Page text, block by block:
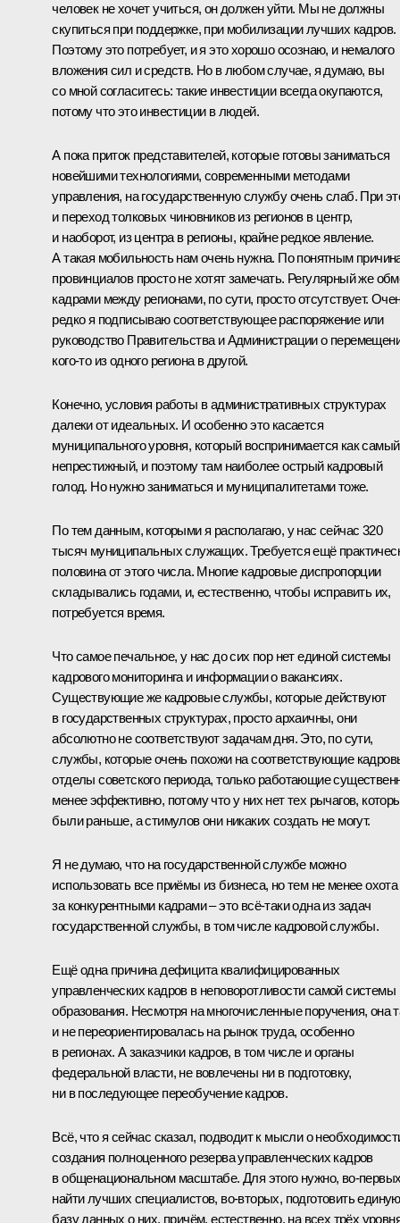
человек не хочет учиться, он должен уйти. Мы не должны
скупиться при поддержке, при мобилизации лучших кадров.
Поэтому это потребует, и я это хорошо осознаю, и немалого
вложения сил и средств. Но в любом случае, я думаю, вы
со мной согласитесь: такие инвестиции всегда окупаются,
потому что это инвестиции в людей.
А пока приток представителей, которые готовы заниматься
новейшими технологиями, современными методами
управления, на государственную службу очень слаб. При
и переход толковых чиновников из регионов в центр,
и наоборот, из центра в регионы, крайне редкое явление.
А такая мобильность нам очень нужна. По понятным
провинциалов просто не хотят замечать. Регулярный же
кадрами между регионами, по сути, просто отсутствует.
редко я подписываю соответствующее распоряжение или
руководство Правительства и Администрации о
кого‑то из одного региона в другой.
Конечно, условия работы в административных структурах
далеки от идеальных. И особенно это касается
муниципального уровня, который воспринимается как самый
непрестижный, и поэтому там наиболее острый кадровый
голод. Но нужно заниматься и муниципалитетами тоже.
По тем данным, которыми я располагаю, у нас сейчас 320
тысяч муниципальных служащих. Требуется ещё
половина от этого числа. Многие кадровые диспропорции
складывались годами, и, естественно, чтобы исправить их,
потребуется время.
Что самое печальное, у нас до сих пор нет единой системы
кадрового мониторинга и информации о вакансиях.
Существующие же кадровые службы, которые действуют
в государственных структурах, просто архаичны, они
абсолютно не соответствуют задачам дня. Это, по сути,
службы, которые очень похожи на соответствующие
отделы советского периода, только работающие
менее эффективно, потому что у них нет тех рычагов,
были раньше, а стимулов они никаких создать не могут.
Я не думаю, что на государственной службе можно
использовать все приёмы из бизнеса, но тем не менее охота
за конкурентными кадрами – это всё‑таки одна из задач
государственной службы, в том числе кадровой службы.
Ещё одна причина дефицита квалифицированных
управленческих кадров в неповоротливости самой системы
образования. Несмотря на многочисленные поручения, она
и не переориентировалась на рынок труда, особенно
в регионах. А заказчики кадров, в том числе и органы
федеральной власти, не вовлечены ни в подготовку,
ни в последующее переобучение кадров.
Всё, что я сейчас сказал, подводит к мысли о
создания полноценного резерва управленческих кадров
в общенациональном масштабе. Для этого нужно,
найти лучших специалистов, во‑вторых, подготовить единую
базу данных о них, причём, естественно, на всех трёх